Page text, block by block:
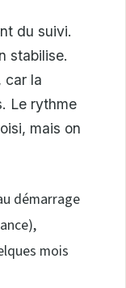
du suivi.
stabilise.
car la
Le rythme
mais on
démarrage
mois